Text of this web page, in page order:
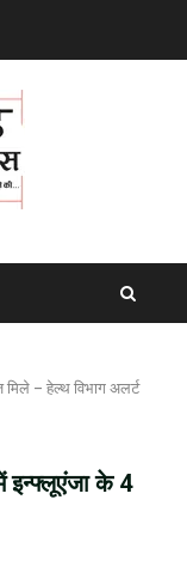
– हेल्थ विभाग अलर्ट
के 4